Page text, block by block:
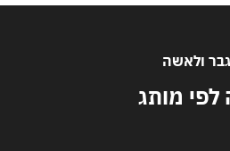
ולאשה
מותג